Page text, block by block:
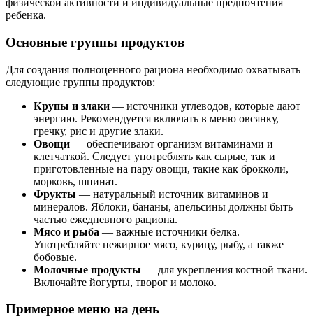
физической активности и индивидуальные предпочтения
ребенка.
Основные группы продуктов
Для создания полноценного рациона необходимо охватывать
следующие группы продуктов:
Крупы и злаки — источники углеводов, которые дают
энергию. Рекомендуется включать в меню овсянку,
гречку, рис и другие злаки.
Овощи — обеспечивают организм витаминами и
клетчаткой. Следует употреблять как сырые, так и
приготовленные на пару овощи, такие как брокколи,
морковь, шпинат.
Фрукты — натуральный источник витаминов и
минералов. Яблоки, бананы, апельсины должны быть
частью ежедневного рациона.
Мясо и рыба — важные источники белка.
Употребляйте нежирное мясо, курицу, рыбу, а также
бобовые.
Молочные продукты — для укрепления костной ткани.
Включайте йогурты, творог и молоко.
Примерное меню на день